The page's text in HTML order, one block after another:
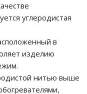
углеродистая
в
изделию
нитью выше